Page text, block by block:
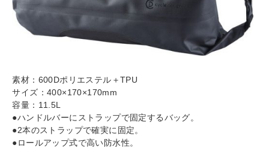
素材：600Dポリエステル＋TPU
サイズ：400×170×170mm
容量：11.5L
●ハンドルバーにストラップで固定するバッグ。
●2本のストラップで確実に固定。
●ロールアップ式で高い防水性。